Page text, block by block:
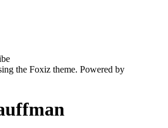
the Foxiz theme. Powered by